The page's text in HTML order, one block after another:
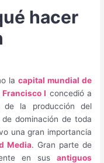
hacer
la capital mundial de
I concedió a
de la producción del
dominación de toda
una gran importancia
Media. Gran parte de
en sus antiguos